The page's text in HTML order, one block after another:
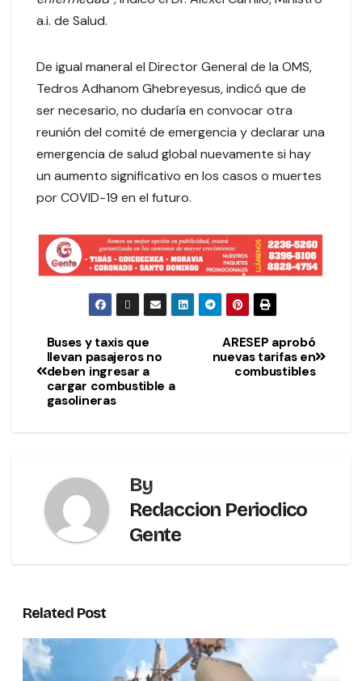
a.i. de Salud.
De igual maneral el Director General de la OMS,
Tedros Adhanom Ghebreyesus, indicó que de
ser necesario, no dudaría en convocar otra
reunión del comité de emergencia y declarar una
emergencia de salud global nuevamente si hay
un aumento significativo en los casos o muertes
por COVID-19 en el futuro.
ARESEP aprobó
nuevas tarifas en
combustibles
Buses y taxis que
llevan pasajeros no
deben ingresar a
cargar combustible a
gasolineras
By
Redaccion Periodico
Gente
Related Post